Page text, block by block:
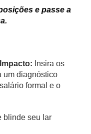
e passe a
Insira os
um diagnóstico
formal e o
blinde seu lar